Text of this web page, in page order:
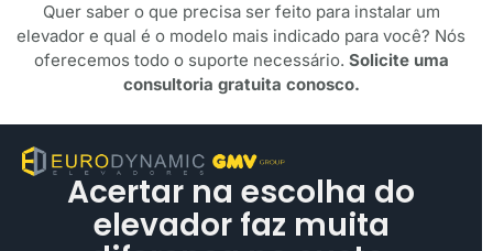
Quer saber o que precisa ser feito para instalar um
elevador e qual é o modelo mais indicado para você? Nós
oferecemos todo o suporte necessário. Solicite uma
consultoria gratuita conosco.
Acertar na escolha do
elevador faz muita